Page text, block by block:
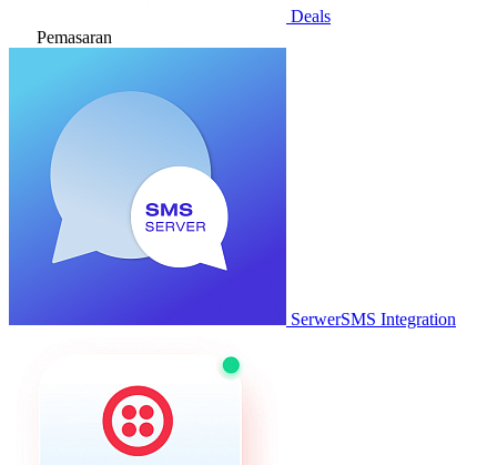
Deals
Pemasaran
SerwerSMS Integration